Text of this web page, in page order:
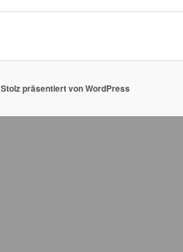
Stolz präsentiert von WordPress